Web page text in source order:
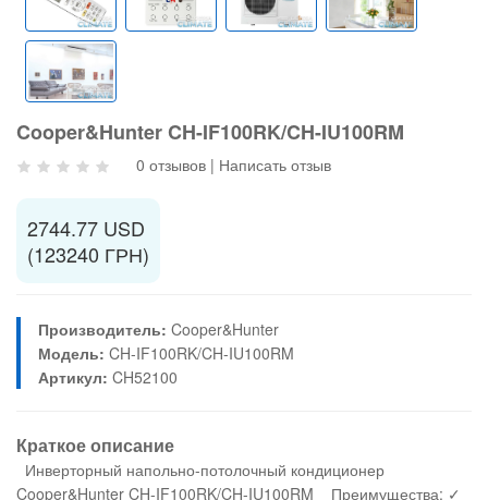
Cooper&Hunter CH-IF100RK/CH-IU100RM
0 отзывов | Написать отзыв
2744.77 USD
(123240 ГРН)
Производитель: Cooper&Hunter
Модель: CH-IF100RK/CH-IU100RM
Артикул: CH52100
Краткое описание
Инверторный напольно-потолочный кондиционер
Cooper&Hunter CH-IF100RK/CH-IU100RM Преимущества: ✓